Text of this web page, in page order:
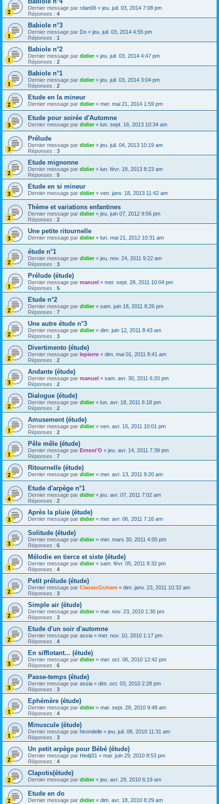
Dernier message par rdan06 « jeu. juil. 03, 2014 7:08 pm
Réponses : 4
Babiole n°3
Dernier message par Do « jeu. juil. 03, 2014 4:55 pm
Réponses : 1
Babiole n°2
Dernier message par didier« jeu. juil. 03, 2014 4:47 pm
Réponses : 2
Babiole n°1
Dernier message par didier« jeu. juil. 03, 2014 3:04 pm
Réponses : 2
Etude en la mineur
Dernier message par didier« mer. mai 21, 2014 1:59 pm
Etude pour soirée d'Automne
Dernier message par didier« lun. sept. 16, 2013 10:34 am
Prélude
Dernier message par didier« jeu. juil. 04, 2013 10:19 am
Réponses : 3
Etude mignonne
Dernier message par didier« lun. févr. 18, 2013 8:23 am
Réponses : 5
Etude en si mineur
Dernier message par didier« ven. janv. 18, 2013 11:42 am
Thème et variations enfantines
Dernier message par didier« jeu. juin 07, 2012 9:56 pm
Réponses : 2
Une petite ritournelle
Dernier message par didier« lun. mai 21, 2012 10:31 am
étude n°1
Dernier message par didier« jeu. nov. 24, 2011 9:22 am
Réponses : 3
Prélude (étude)
Dernier message par manuel « mer. sept. 28, 2011 10:04 pm
Réponses : 5
Etude n°2
Dernier message par didier« sam. juin 18, 2011 8:26 pm
Réponses : 7
Une autre étude n°3
Dernier message par didier« dim. juin 12, 2011 8:43 am
Réponses : 3
Divertimento (étude)
Dernier message par lepierre « dim. mai 01, 2011 8:41 am
Réponses : 2
Andante (étude)
Dernier message par manuel « sam. avr. 30, 2011 6:20 pm
Réponses : 2
Dialogue (étude)
Dernier message par didier« lun. avr. 18, 2011 6:18 pm
Réponses : 2
Amusement (étude)
Dernier message par didier« ven. avr. 15, 2011 10:01 pm
Réponses : 2
Pêle mêle (étude)
Dernier message par Ernest'O « jeu. avr. 14, 2011 7:39 pm
Réponses : 7
Ritournelle (étude)
Dernier message par didier« mer. avr. 13, 2011 9:20 am
Etude d'arpège n°1
Dernier message par didier« jeu. avr. 07, 2011 7:02 am
Réponses : 2
Après la pluie (étude)
Dernier message par didier« mer. avr. 06, 2011 7:16 am
Solitude (étude)
Dernier message par didier« mer. mars 30, 2011 4:00 pm
Réponses : 6
Mélodie en tierce et sixte (étude)
Dernier message par didier« sam. févr. 05, 2011 8:32 pm
Réponses : 4
Petit prélude (étude)
Dernier message par ClassicGuitare « dim. janv. 23, 2011 10:32 am
Réponses : 3
Simple air (étude)
Dernier message par didier« mar. nov. 23, 2010 1:30 pm
Réponses : 3
Etude d'un soir d'automne
Dernier message par assia « mer. nov. 10, 2010 1:17 pm
Réponses : 4
En sifflotant... (étude)
Dernier message par didier« mer. oct. 06, 2010 12:42 pm
Réponses : 6
Passe-temps (étude)
Dernier message par assia « dim. oct. 03, 2010 2:28 pm
Réponses : 3
Ephémère (étude)
Dernier message par didier« mar. sept. 28, 2010 9:48 am
Réponses : 4
Minuscule (étude)
Dernier message par hirondelle « jeu. juil. 08, 2010 11:31 am
Réponses : 3
Un petit arpège pour Bébé (étude)
Dernier message par Hedji31 « mar. juin 29, 2010 8:53 pm
Réponses : 4
Clapotis(étude)
Dernier message par didier« jeu. avr. 29, 2010 6:19 am
Etude en do
Dernier message par didier« dim. avr. 18, 2010 8:29 am